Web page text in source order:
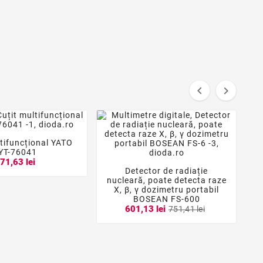
 

YATO
76041
71,63 lei
  
Detector de radiație
nucleară, poate detecta raze
X, β, γ dozimetru portabil
BOSEAN FS-600
601,13 lei 751,41 lei